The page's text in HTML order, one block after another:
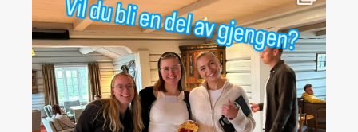
Husk å søk, søknaden er uten!🤩
...